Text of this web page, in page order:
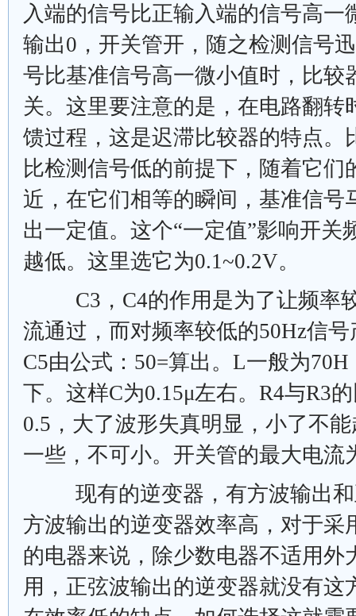
入端的信号比正输入端的信号高一
输出0，开关管开，随之检测信号
号比基准信号高一微小值时，比较
关。这里要注意的是，在电路翻转
馈过程，这是迟滞比较器的特点。
比检测信号低的前提下，随着它们
近，在它们相等的瞬间，基准信号
出一定值。这个“一定值”影响开关
越低。这里选它为0.1~0.2V。
C3，C4的作用是为了让频率
流通过，而对频率较低的50Hz信
C5由公式：50=算出。L一般为
下。这样C为0.15μ左右。R4与R3
0.5，大了波形失真明显，小了不
一些，不可小。开关管的最大电流
现有的逆变器，有方波输出和
方波输出的逆变器效率高，对于采
的电器来说，除少数电器不适用外
用，正弦波输出的逆变器就没有这